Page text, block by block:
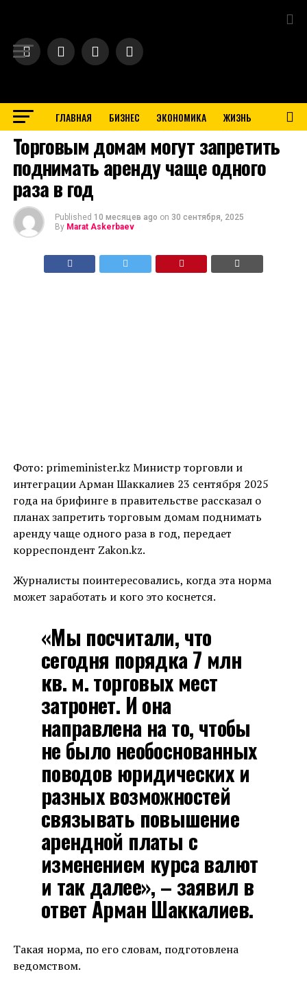
ГЛАВНАЯ БИЗНЕС ЭКОНОМИКА ЖИЗНЬ
BUSINESS
Торговым домам могут запретить
поднимать аренду чаще одного
раза в год
Published 10 месяцев ago on 30 сентября, 2025
By Marat Askerbaev
Фото: primeminister.kz Министр торговли и
интеграции Арман Шаккалиев 23 сентября 2025
года на брифинге в правительстве рассказал о
планах запретить торговым домам поднимать
аренду чаще одного раза в год, передает
корреспондент Zakon.kz.
Журналисты поинтересовались, когда эта норма
может заработать и кого это коснется.
«Мы посчитали, что
сегодня порядка 7 млн
кв. м. торговых мест
затронет. И она
направлена на то, чтобы
не было необоснованных
поводов юридических и
разных возможностей
связывать повышение
арендной платы с
изменением курса валют
и так далее», – заявил в
ответ Арман Шаккалиев.
Такая норма, по его словам, подготовлена
ведомством.